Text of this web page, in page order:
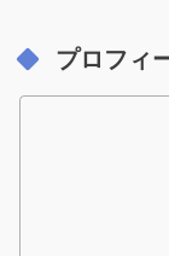
プロフィ